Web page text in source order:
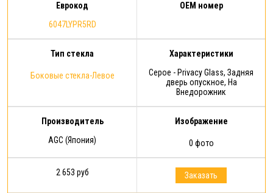
Еврокод
6047LYPR5RD
OEM номер
Тип стекла
Боковые стекла-Левое
Характеристики
Серое - Privacy Glass, Задняя
дверь опускное, На
Внедорожник
Производитель
AGC (Япония)
Изображение
0 фото
2 653 руб Заказать